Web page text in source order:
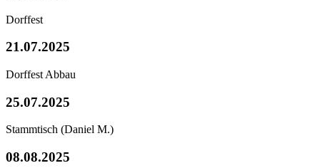
Dorffest
21.07.2025
Dorffest Abbau
25.07.2025
Stammtisch (Daniel M.)
08.08.2025